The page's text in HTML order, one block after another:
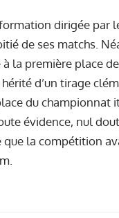
dirigée par
de ses matchs.
la première place
d’un tirage
du championnat
évidence, nul
que la compétition